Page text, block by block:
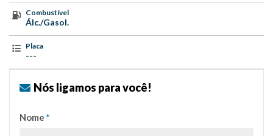
Combustível
Álc./Gasol.
Placa
---
Nós ligamos para você!
Nome *